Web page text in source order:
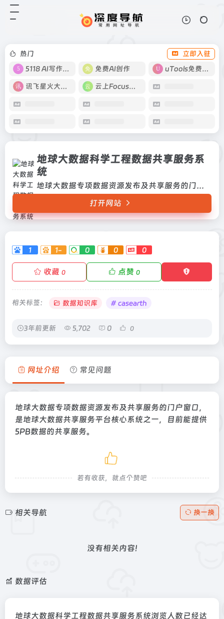
热门
立即入驻
5118 AI写作工具
免费AI创作 uTools免费工具箱
讯飞星火大模型 云上Focus接码
地球大数据科学工程数据共享服务系
统
地球大数据专项数据资源发布及共享服务的门户窗口，是地球大数据共享服务平台核心系统之一，目前能提供5PB数据的共享服务。
打开网站
1 1- 0 0 0
收藏 0 点赞 0
相关标签： 数据知识库 # casearth
3年前更新 5,702 0 0
地球大数据科学工程数据共享服务系统
服务的门户窗口，是地球大数据共享
服务平台核心系统之一，目前能提供
网址介绍 常见问题
地球大数据专项数据资源发布及共享服务的门户窗口，
是地球大数据共享服务平台核心系统之一，目前能提供
5PB数据的共享服务。
若有收获，就点个赞吧
相关导航 换一换
没有相关内容!
数据评估
地球大数据科学工程数据共享服务系统浏览人数已经达